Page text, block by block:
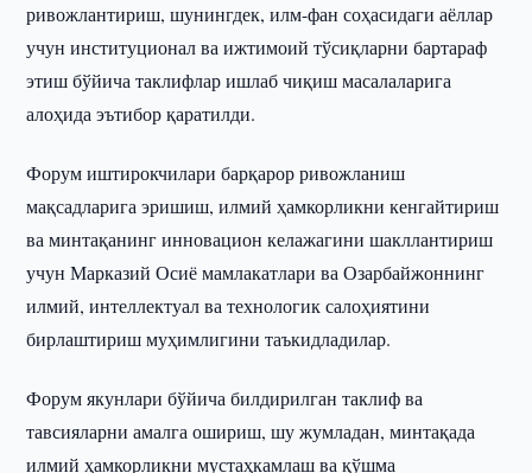
ривожлантириш, шунингдек, илм-фан соҳасидаги аёллар
учун институционал ва ижтимоий тўсиқларни бартараф
этиш бўйича таклифлар ишлаб чиқиш масалаларига
алоҳида эътибор қаратилди.
Форум иштирокчилари барқарор ривожланиш
мақсадларига эришиш, илмий ҳамкорликни кенгайтириш
ва минтақанинг инновацион келажагини шакллантириш
учун Марказий Осиё мамлакатлари ва Озарбайжоннинг
илмий, интеллектуал ва технологик салоҳиятини
бирлаштириш муҳимлигини таъкидладилар.
Форум якунлари бўйича билдирилган таклиф ва
тавсияларни амалга ошириш, шу жумладан, минтақада
илмий ҳамкорликни мустаҳкамлаш ва қўшма